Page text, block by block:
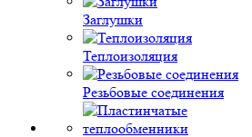
Заглушки
Теплоизоляция
Резьбовые соединения